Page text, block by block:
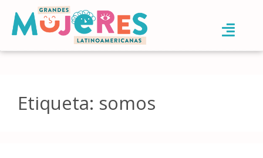
Etiqueta: somos